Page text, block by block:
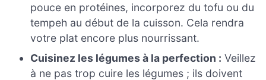
pouce en protéines, incorporez du tofu ou du
tempeh au début de la cuisson. Cela rendra
votre plat encore plus nourrissant.
Cuisinez les légumes à la perfection : Veillez
à ne pas trop cuire les légumes ; ils doivent